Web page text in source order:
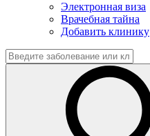
Электронная виза
Врачебная тайна
Добавить клинику